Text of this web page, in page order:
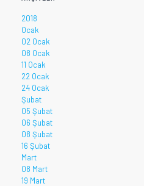
2018
Ocak
02 Ocak
08 Ocak
11 Ocak
22 Ocak
24 Ocak
Şubat
05 Şubat
06 Şubat
08 Şubat
16 Şubat
Mart
08 Mart
19 Mart